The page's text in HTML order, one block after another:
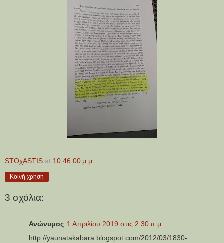
STOχASTIS at 10:46:00 μ.μ.
Κοινή χρήση
3 σχόλια:
Ανώνυμος 1 Απριλίου 2019 στις 2:30 π.μ.
http://yaunatakabara.blogspot.com/2012/03/1830-